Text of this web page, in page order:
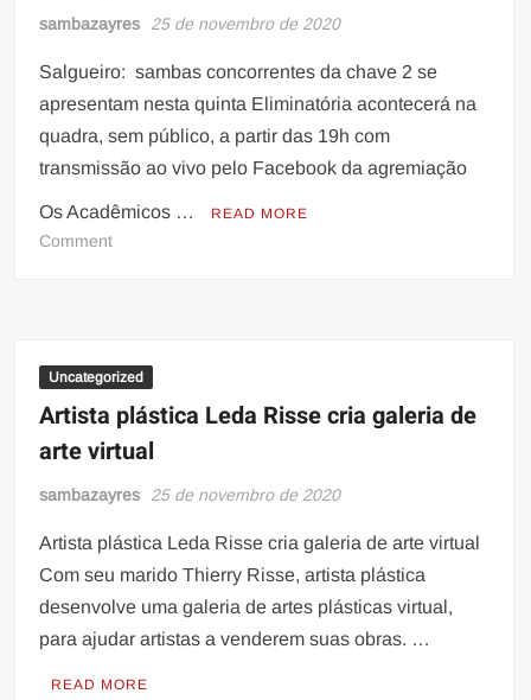
sambazayres 25 de novembro de 2020
Salgueiro: sambas concorrentes da chave 2 se
apresentam nesta quinta Eliminatória acontecerá na
quadra, sem público, a partir das 19h com
transmissão ao vivo pelo Facebook da agremiação
Os Acadêmicos … READ MORE
Commenton
chave
se
apresentam
Uncategorized
Artista plástica Leda Risse cria galeria de
arte virtual
sambazayres 25 de novembro de 2020
Artista plástica Leda Risse cria galeria de arte virtual
Com seu marido Thierry Risse, artista plástica
desenvolve uma galeria de artes plásticas virtual,
para ajudar artistas a venderem suas obras. …
READ MORE